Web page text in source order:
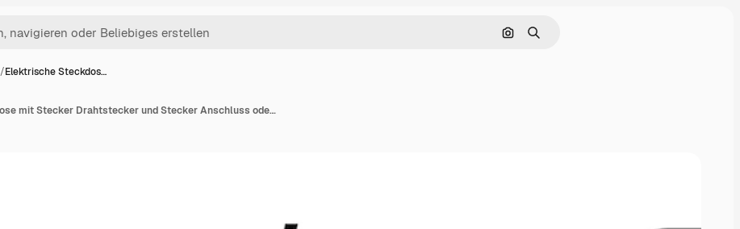
Nach Bild suchen
Suchen
/Elektrische Steckdos…
Elektrische Steckdose mit Stecker Drahtstecker und Stecker Anschluss oder Abschaltung Strom 404